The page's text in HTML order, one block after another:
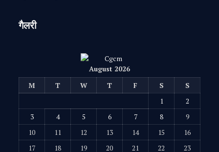
गैलरी
August 2026
M
T W T F S
S
1
2
3
4 5 6 7 8
9
10
11 12 13 14 15
16
17
18 19 20 21 22
23